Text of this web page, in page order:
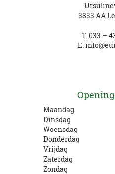
3833 AA
T. 033 –
E.
Maandag
Dinsdag
Woensdag
Donderdag
Vrijdag
Zaterdag
Zondag